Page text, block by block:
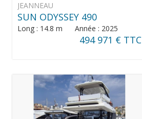
JEANNEAU
SUN ODYSSEY 490
Long : 14.8 m Année : 2025
494 971 € TTC